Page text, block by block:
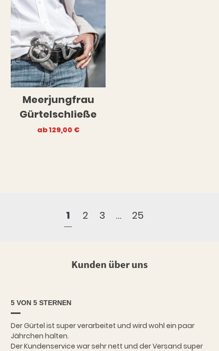
Meerjungfrau
Gürtelschließe
ab129,00 €
1 2 3 … 25
Kunden über uns
5 VON 5 STERNEN
Der Gürtel ist super verarbeitet und wird wohl ein paar
Jährchen halten.
Der Kundenservice war sehr nett und der Versand super